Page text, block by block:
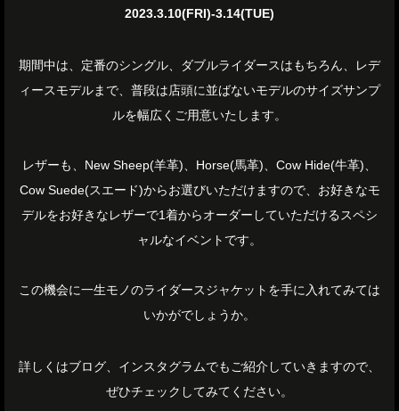
2023.3.10(FRI)-3.14(TUE)
期間中は、定番のシングル、ダブルライダースはもちろん、レデ
ィースモデルまで、普段は店頭に並ばないモデルのサイズサンプ
ルを幅広くご用意いたします。
レザーも、New Sheep(羊革)、Horse(馬革)、Cow Hide(牛革)、
Cow Suede(スエード)からお選びいただけますので、お好きなモ
デルをお好きなレザーで1着からオーダーしていただけるスペシ
ャルなイベントです。
この機会に一生モノのライダースジャケットを手に入れてみては
いかがでしょうか。
詳しくはブログ、インスタグラムでもご紹介していきますので、
ぜひチェックしてみてください。